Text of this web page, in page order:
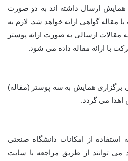
همایش ارسال داشته اند به دو صورت
مقاله گواهی ارائه خواهد شد. لازم به
مقالات ارسالی به صورت ارائه پوستر
با ارائه مقاله داده می شود.
برگزاری همایش به سه پوستر (مقاله)
اهدا می گردد.
از امکانات دانشگاه صنعتی
توانند از طریق مراجعه با سایت